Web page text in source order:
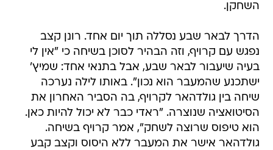
השחקן.
הדרך לבאר שבע נסללה תוך יום אחד. רונן קצב
נפגש עם קרויף, וזה הבהיר לסוכן בשיחה כי "אין לי
בעיה שיעבור לבאר שבע, אבל בתנאי אחד: שמיץ'
ישתכנע שהמעבר הוא נכון". באותו לילה נערכה
שיחה בין גולדהאר לקרויף, בה הסביר האחרון את
הסיטואציה שנוצרה. "ראדי כבר לא יכול להיות כאן.
הוא טיפוס שרוצה לשחק", אמר קרויף בשיחה.
גולדהאר אישר את המעבר ללא היסוס וקצב קבע